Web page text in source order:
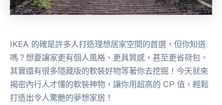
IKEA 的確是許多人打造理想居家空間的首選，但你知道
嗎？想要讓家更有個人風格、更具質感，甚至更省荷包，
其實還有很多隱藏版的軟裝好物等著你去挖掘！今天就來
揭密內行人才懂的軟裝神物，讓你用超高的 CP 值，輕鬆
打造出令人驚艷的夢想家居！